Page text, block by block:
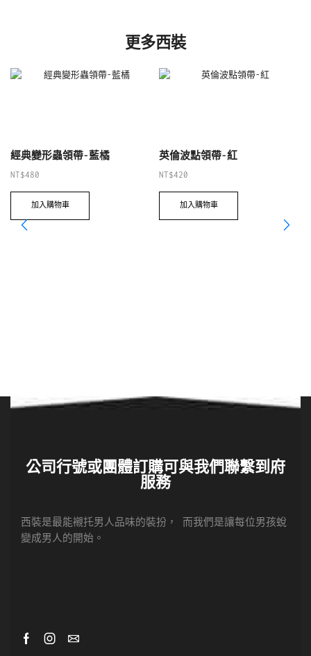
更多西裝
經典變形蟲領帶-藍橘
NT$480
加入購物車
英倫波點領帶-紅
NT$420
加入購物車
公司行號或團體訂購可與我們聯繫到府
服務
西裝是最能襯托男人品味的裝扮， 而我們是讓每位男孩蛻
變成男人的開始。